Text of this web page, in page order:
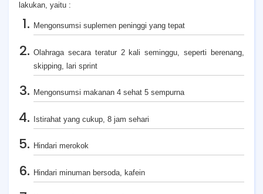
lakukan, yaitu :
Mengonsumsi suplemen peninggi yang tepat
Olahraga secara teratur 2 kali seminggu, seperti berenang,
skipping, lari sprint
Mengonsumsi makanan 4 sehat 5 sempurna
Istirahat yang cukup, 8 jam sehari
Hindari merokok
Hindari minuman bersoda, kafein